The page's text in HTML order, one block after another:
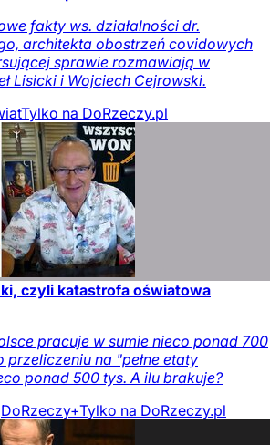
fakty ws. działalności dr.
architekta obostrzeń covidowych
sprawie rozmawiają w
Lisicki i Wojciech Cejrowski.
Tylko na DoRzeczy.pl
czyli katastrofa oświatowa
pracuje w sumie nieco ponad 700
przeliczeniu na "pełne etaty
ponad 500 tys. A ilu brakuje?
DoRzeczy+Tylko na DoRzeczy.pl